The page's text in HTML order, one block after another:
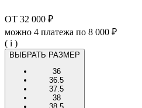
ОТ 32 000 ₽
можно 4 платежа по 8 000 ₽
( i )
ВЫБРАТЬ РАЗМЕР
36
36.5
37.5
38